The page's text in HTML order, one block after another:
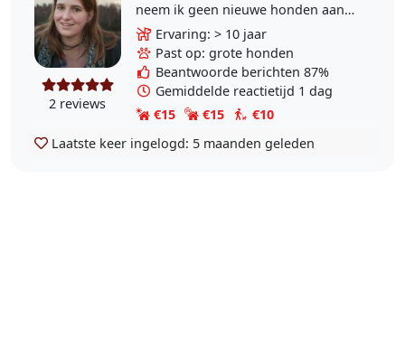
2 reviews
neem ik geen nieuwe honden aan.
* Update: Momenteel is er voor
opvang alleen nog ruimte voor
grote honden -naast de..
Ervaring: > 10 jaar
Past op: grote honden
Beantwoorde berichten 87%
Gemiddelde reactietijd 1 dag
€15
€15
€10
Laatste keer ingelogd: 5 maanden geleden